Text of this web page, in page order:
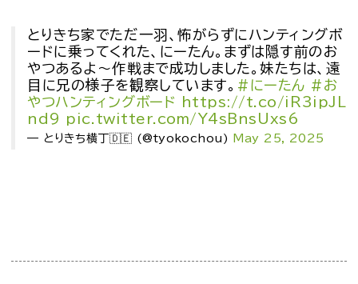
とりきち家でただ一羽、怖がらずにハンティングボ
ードに乗ってくれた、にーたん。まずは隠す前のお
やつあるよ～作戦まで成功しました。妹たちは、遠
目に兄の様子を観察しています。 #にーたん #お
やつハンティングボード
https://t.co/iR3ipJL
nd9
pic.twitter.com/Y4sBnsUxs6
— とりきち横丁🇩🇪 (@tyokochou) May 25, 2025